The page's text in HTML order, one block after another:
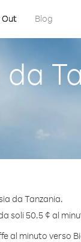
Out Blog
da Tanzania.
soli 50.5 ¢ al
al minuto verso